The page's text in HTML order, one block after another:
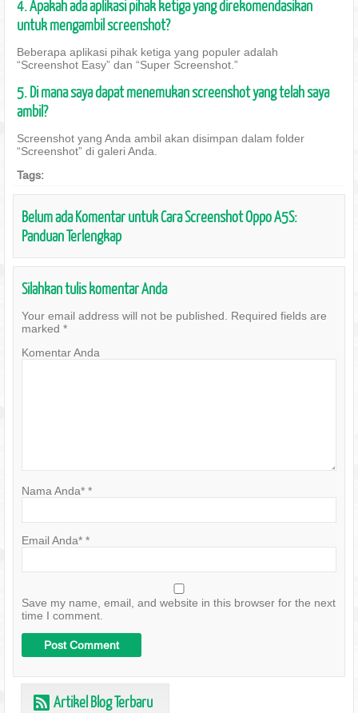
4. Apakah ada aplikasi pihak ketiga yang direkomendasikan
untuk mengambil screenshot?
Beberapa aplikasi pihak ketiga yang populer adalah
“Screenshot Easy” dan “Super Screenshot.”
5. Di mana saya dapat menemukan screenshot yang telah saya
ambil?
Screenshot yang Anda ambil akan disimpan dalam folder
“Screenshot” di galeri Anda.
Tags:
Belum ada Komentar untuk Cara Screenshot Oppo A5S:
Panduan Terlengkap
Silahkan tulis komentar Anda
Your email address will not be published.
Required fields are
marked *
Komentar Anda
Nama Anda* *
Email Anda* *
Save my name, email, and website in this browser for the next
time I comment.
r Artikel Blog Terbaru